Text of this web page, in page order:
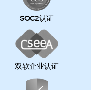
SOC2认证
双软企业认证